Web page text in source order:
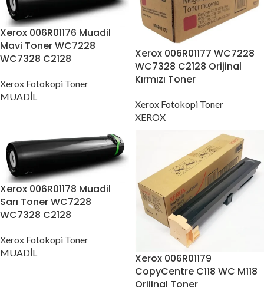
Xerox 006R01176 Muadil
Mavi Toner WC7228
WC7328 C2128
Xerox Fotokopi Toner
MUADİL
Xerox 006R01177 WC7228
WC7328 C2128 Orijinal
Kırmızı Toner
Xerox Fotokopi Toner
XEROX
Xerox 006R01178 Muadil
Sarı Toner WC7228
WC7328 C2128
Xerox Fotokopi Toner
MUADİL
Xerox 006R01179
CopyCentre C118 WC M118